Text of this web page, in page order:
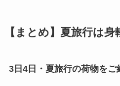
【まとめ】夏旅行は身
3日4日・夏旅行の荷物をご